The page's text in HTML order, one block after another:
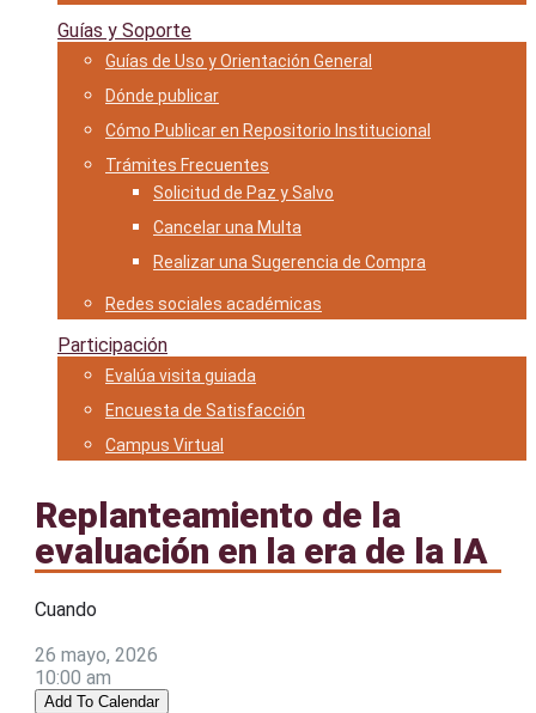
Guías y Soporte
Guías de Uso y Orientación General
Dónde publicar
Cómo Publicar en Repositorio Institucional
Trámites Frecuentes
Solicitud de Paz y Salvo
Cancelar una Multa
Realizar una Sugerencia de Compra
Redes sociales académicas
Participación
Evalúa visita guiada
Encuesta de Satisfacción
Campus Virtual
Replanteamiento de la
evaluación en la era de la IA
Cuando
26 mayo, 2026
10:00 am
Add To Calendar